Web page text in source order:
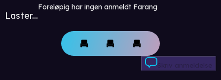
Laster...
Foreløpig har ingen anmeldt Farang
Skriv anmeldelse